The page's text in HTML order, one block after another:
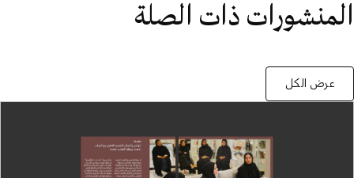
المنشورات ذات الصلة
عرض الكل